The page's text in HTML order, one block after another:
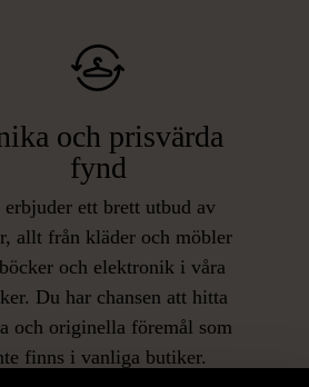
och prisvärda
fynd
ett brett utbud av
allt från kläder och möbler
och elektronik i våra
Du har chansen att hitta
och originella föremål som
finns i vanliga butiker.